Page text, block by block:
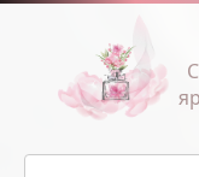
Перейти
Поиск: